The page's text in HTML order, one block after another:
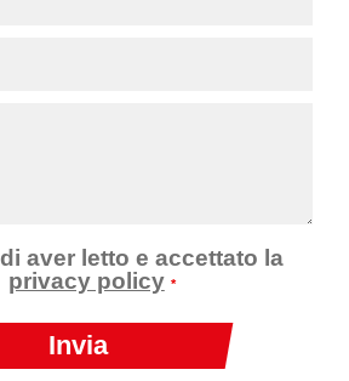
aver letto e accettato la
privacy policy *